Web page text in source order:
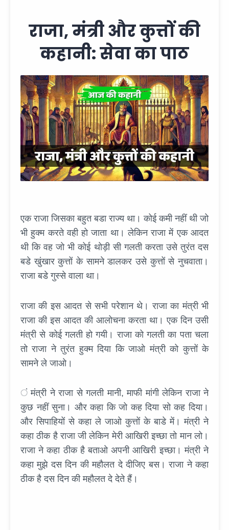
राजा, मंत्री और कुत्तों की
कहानी: सेवा का पाठ
एक राजा जिसका बहुत बडा राज्य था। कोई कमी नहीं थी जो
भी हुक्म करते वही हो जाता था। लेकिन राजा में एक आदत
थी कि वह जो भी कोई थोड़ी सी गलती करता उसे तुरंत दस
बडे खुंखार कुत्तों के सामने डालकर उसे कुत्तों से नुचवाता।
राजा बडे गुस्से वाला था।
राजा की इस आदत से सभी परेशान थे। राजा का मंत्री भी
राजा की इस आदत की आलोचना करता था। एक दिन उसी
मंत्री से कोई गलती हो गयी। राजा को गलती का पता चला
तो राजा ने तुरंत हुक्म दिया कि जाओ मंत्री को कुत्तों के
सामने ले जाओ।
ं मंत्री ने राजा से गलती मानी, माफी मांगी लेकिन राजा ने
कुछ नहीं सुना। और कहा कि जो कह दिया सो कह दिया।
और सिपाहियों से कहा ले जाओ कुत्तों के बाडे में। मंत्री ने
कहा ठीक है राजा जी लेकिन मेरी आखिरी इच्छा तो मान लो।
राजा ने कहा ठीक है बताओ अपनी आखिरी इच्छा। मंत्री ने
कहा मुझे दस दिन की महौलत दे दीजिए बस। राजा ने कहा
ठीक है दस दिन की महौलत दे देते हैं।